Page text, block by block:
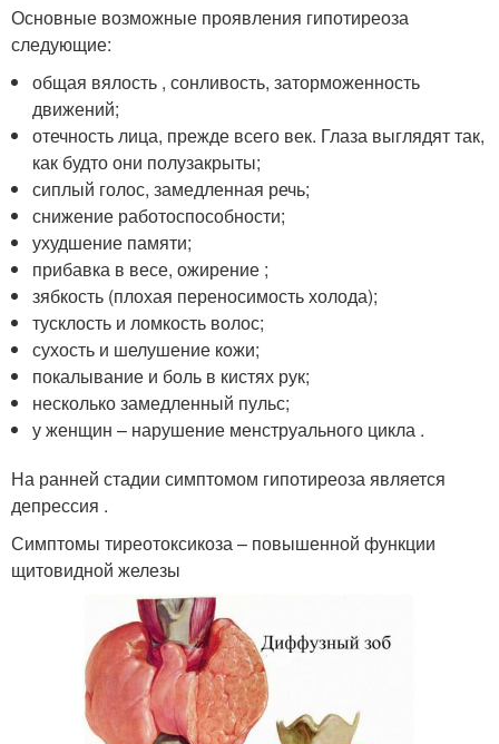
Основные возможные проявления гипотиреоза
следующие:
общая вялость , сонливость, заторможенность
движений;
отечность лица, прежде всего век. Глаза выглядят так,
как будто они полузакрыты;
сиплый голос, замедленная речь;
снижение работоспособности;
ухудшение памяти;
прибавка в весе, ожирение ;
зябкость (плохая переносимость холода);
тусклость и ломкость волос;
сухость и шелушение кожи;
покалывание и боль в кистях рук;
несколько замедленный пульс;
у женщин – нарушение менструального цикла .
На ранней стадии симптомом гипотиреоза является
депрессия .
Симптомы тиреотоксикоза – повышенной функции
щитовидной железы